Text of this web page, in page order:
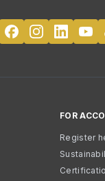
FOR
Register